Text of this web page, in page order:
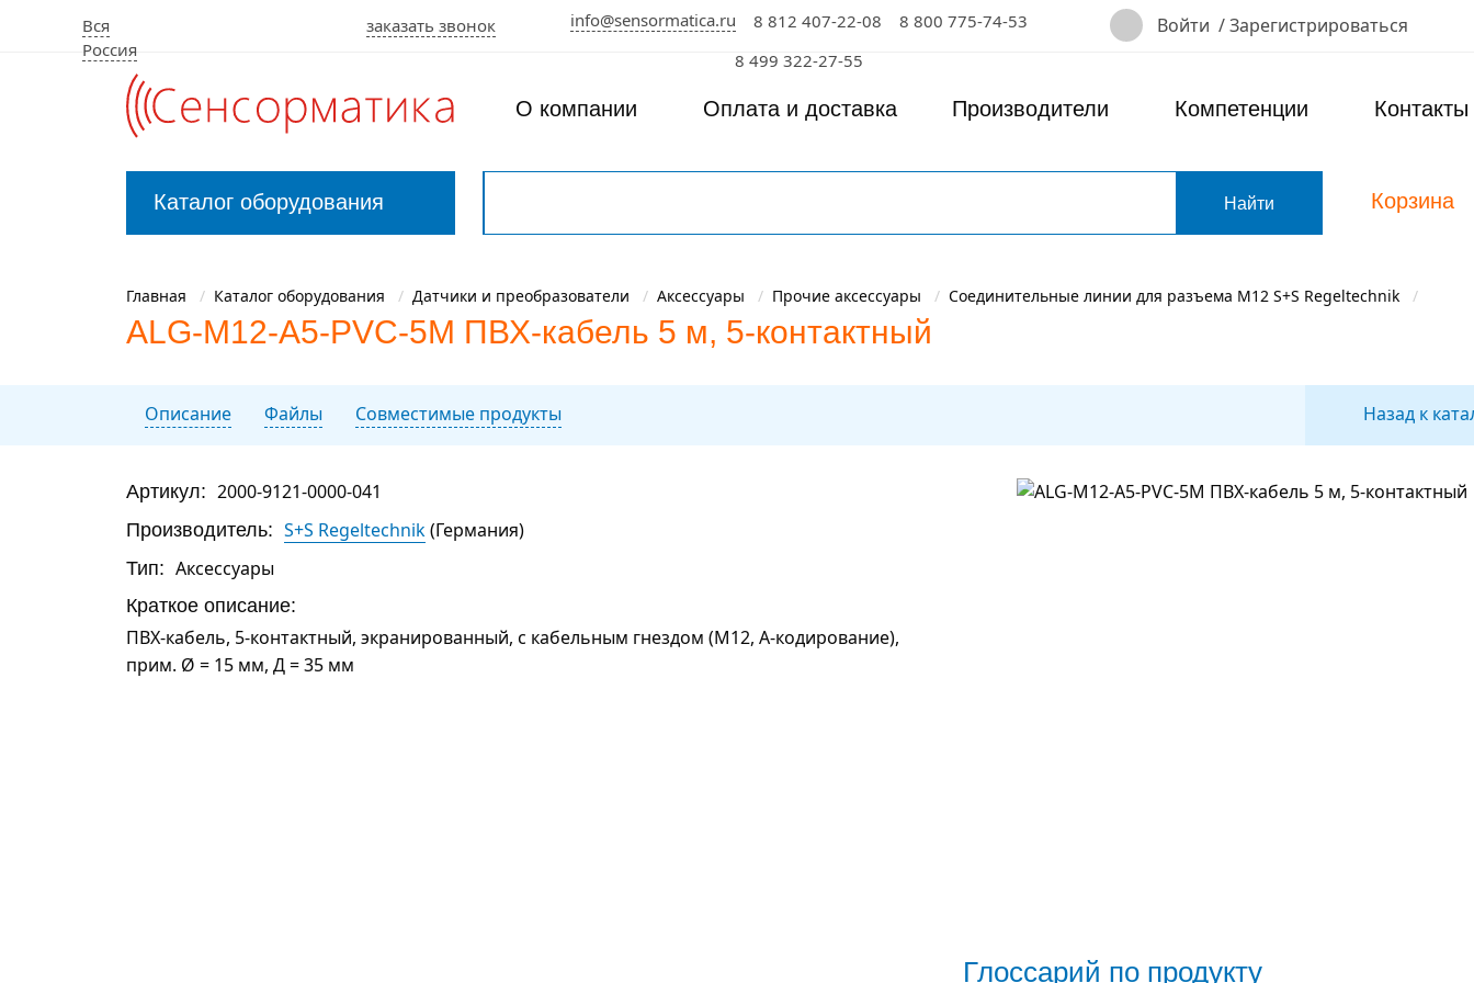
Вся
Россия
заказать звонок info@sensormatica.ru 8 812 407-22-08
8 800 775-74-53
8 499 322-27-55
Войти /Зарегистрироваться
О компании Оплата и доставка Производители Компетенции Контакты
Каталог оборудования Корзина
Главная Каталог оборудования Датчики и преобразователи Аксессуары Прочие аксессуары Соединительные линии для разъема M12 S+S Regeltechnik
ALG-M12-A5-PVC-5M ПВХ-кабель 5 м, 5-контактный
Описание Файлы Совместимые продукты Назад к
Глоссарий по продукту
Артикул: 2000-9121-0000-041
Производитель: S+S Regeltechnik(Германия)
Тип: Аксессуары
Краткое описание:
ПВХ-кабель, 5-контактный, экранированный, с кабельным гнездом (M12, A-кодирование),
прим. Ø = 15 мм, Д = 35 мм